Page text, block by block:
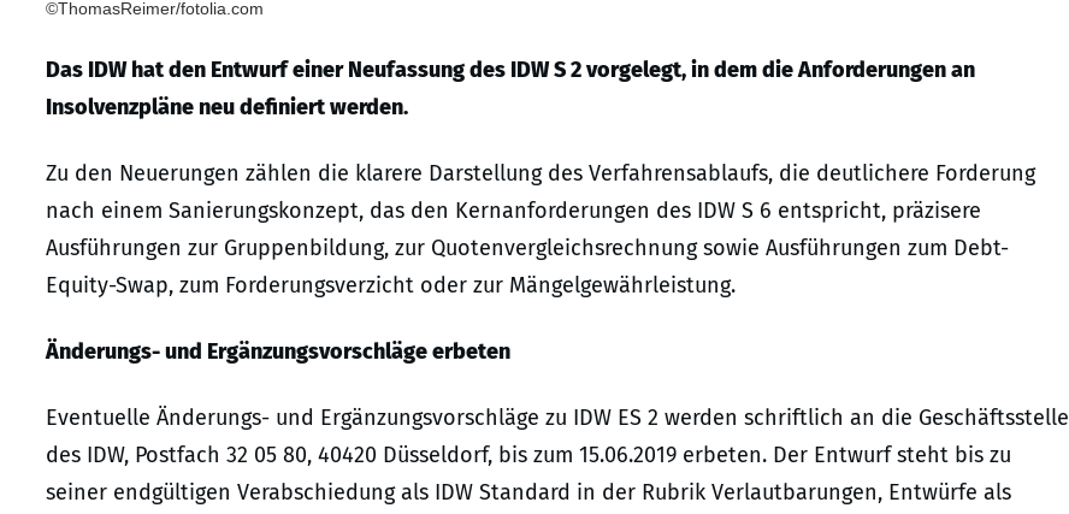
©ThomasReimer/fotolia.com
Das IDW hat den Entwurf einer Neufassung des IDW S 2 vorgelegt, in dem die Anforderungen an
Insolvenzpläne neu definiert werden.
Zu den Neuerungen zählen die klarere Darstellung des Verfahrensablaufs, die deutlichere Forderung
nach einem Sanierungskonzept, das den Kernanforderungen des IDW S 6 entspricht, präzisere
Ausführungen zur Gruppenbildung, zur Quotenvergleichsrechnung sowie Ausführungen zum Debt-
Equity-Swap, zum Forderungsverzicht oder zur Mängelgewährleistung.
Änderungs- und Ergänzungsvorschläge erbeten
Eventuelle Änderungs- und Ergänzungsvorschläge zu IDW ES 2 werden schriftlich an die Geschäftsstelle
des IDW, Postfach 32 05 80, 40420 Düsseldorf, bis zum 15.06.2019 erbeten. Der Entwurf steht bis zu
seiner endgültigen Verabschiedung als IDW Standard in der Rubrik Verlautbarungen, Entwürfe als